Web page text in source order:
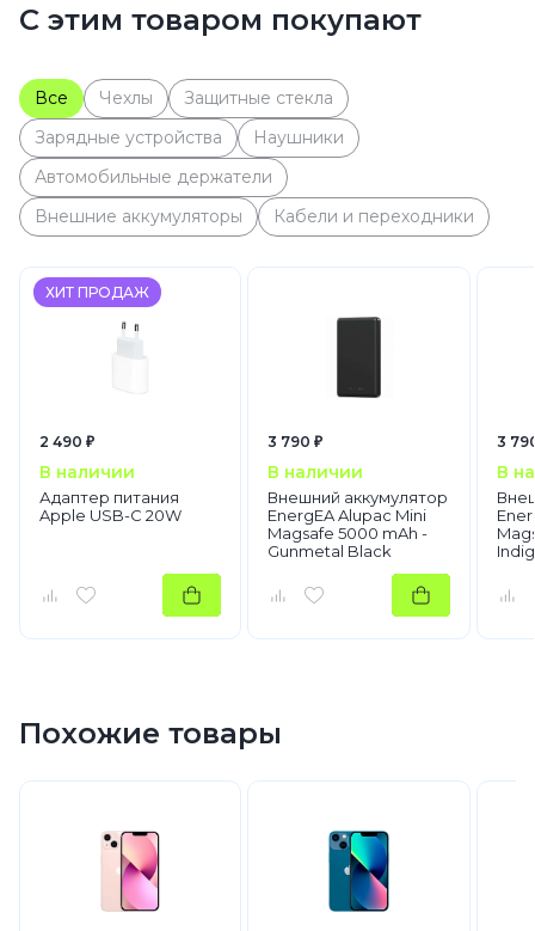
С этим товаром покупают
Все Чехлы
Защитные стекла
Зарядные устройства
Наушники
Автомобильные держатели
Внешние аккумуляторы
Кабели и переходники
ХИТ ПРОДАЖ
2 490 ₽
В наличии
Адаптер питания
Apple USB-C 20W
3 790 ₽
В наличии
Внешний аккумулятор
EnergEA Alupac Mini
Magsafe 5000 mAh -
Gunmetal Black
3
В
Похожие товары